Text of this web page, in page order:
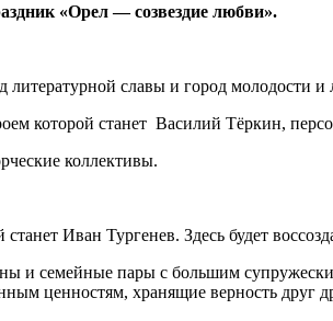
«Орел — созвездие любви».
литературной славы и город молодости
которой станет Василий Тёркин,
коллективы.
Иван Тургенев. Здесь будет
и семейные пары с большим
ценностям, хранящие верность друг